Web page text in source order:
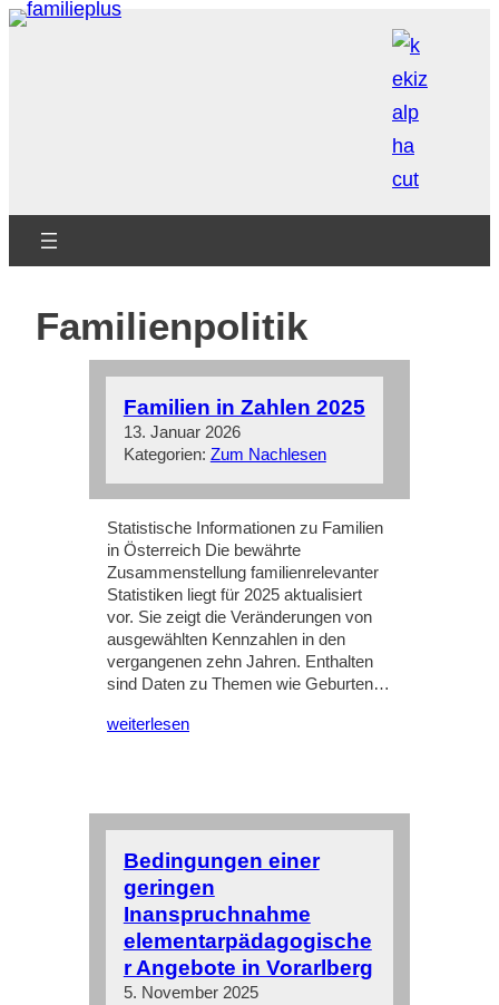
Zum
Familienpolitik
Familien in Zahlen 2025
13. Januar 2026
Kategorien: Zum Nachlesen
Statistische Informationen zu Familien
in Österreich Die bewährte
Zusammenstellung familienrelevanter
Statistiken liegt für 2025 aktualisiert
vor. Sie zeigt die Veränderungen von
ausgewählten Kennzahlen in den
vergangenen zehn Jahren. Enthalten
sind Daten zu Themen wie Geburten…
weiterlesen
Bedingungen einer
geringen
Inanspruchnahme
elementarpädagogische
r Angebote in Vorarlberg
5. November 2025